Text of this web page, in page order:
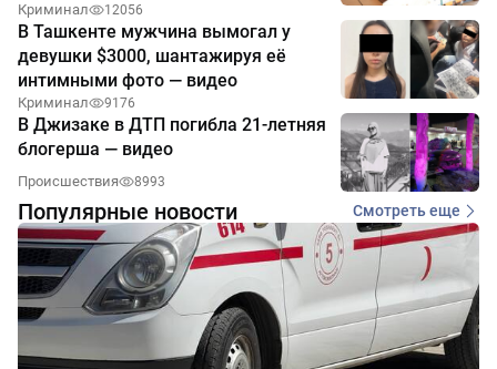
Криминал 12056
В Ташкенте мужчина вымогал у
девушки $3000, шантажируя её
интимными фото — видео
Криминал 9176
В Джизаке в ДТП погибла 21-летняя
блогерша — видео
Происшествия 8993
Популярные новости Смотреть еще